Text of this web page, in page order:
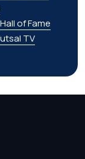
Hall of Fame
TV